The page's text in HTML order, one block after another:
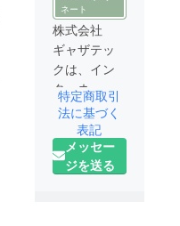
ネート
株式会社
ギャザテッ
クは、イン
ターネット
を活用した
スマートな
次世代ライ
フスタイル
特定商取引
法に基づく
表記
メッセー
ジを送る